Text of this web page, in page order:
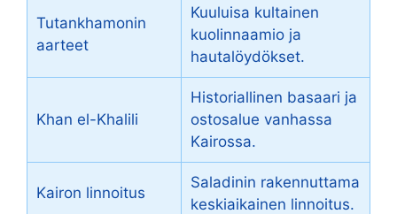
Tutankhamonin
aarteet
Kuuluisa kultainen
kuolinnaamio ja
hautalöydökset.
Khan el-Khalili
Historiallinen basaari ja
ostosalue vanhassa
Kairossa.
Kairon linnoitus
Saladinin rakennuttama
keskiaikainen linnoitus.